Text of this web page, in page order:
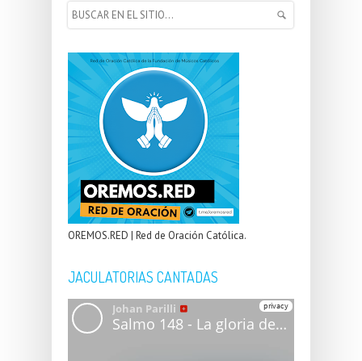
OREMOS.RED | Red de Oración Católica.
JACULATORIAS CANTADAS